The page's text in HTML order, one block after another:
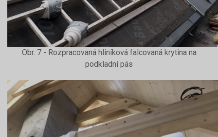
Obr. 7 - Rozpracovaná hliníková falcovaná krytina na
podkladní pás